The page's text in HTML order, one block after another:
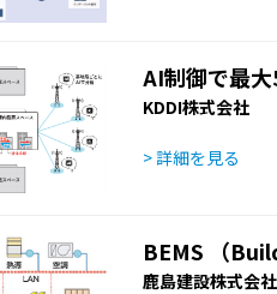
AI制御で最
KDDI株式会社
> 詳細を見る
BEMS （
鹿島建設株式会社